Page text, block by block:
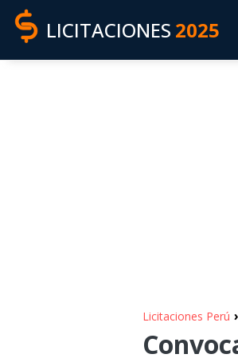
LICITACIONES 2025
Licitaciones Perú ›